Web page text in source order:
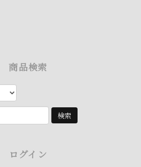
商品検索
ログイン